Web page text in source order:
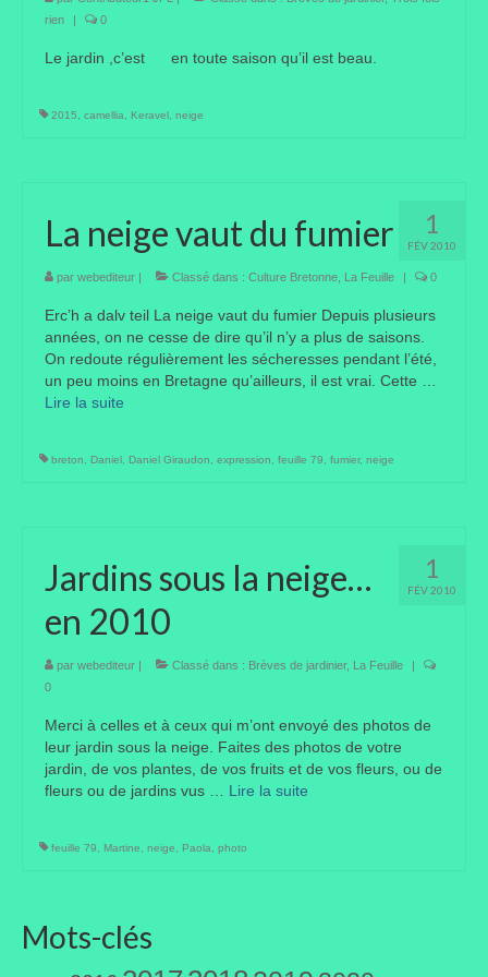
Autres
Revues
Evénements
Amis jardiniers du Devon
Visites de jardins
Autres
Flore et faune
Arbustes
Graminées
Vivaces
Oiseaux
rien
| 0
Le jardin ,c’est en toute saison qu’il est beau.
2015 camellia Keravel neige
1
FÉV 2010
La neige vaut du fumier
par webediteur | Classé dans : Culture Bretonne La Feuille | 0
Erc’h a dalv teil La neige vaut du fumier Depuis plusieurs
années, on ne cesse de dire qu’il n’y a plus de saisons.
On redoute régulièrement les sécheresses pendant l’été,
un peu moins en Bretagne qu’ailleurs, il est vrai. Cette …
Lire la suite­­
breton Daniel Daniel Giraudon expression feuille 79 fumier, neige
1
FÉV 2010
Jardins sous la neige…
en 2010
par webediteur | Classé dans : Brèves de jardinier, La Feuille
|
0
Merci à celles et à ceux qui m’ont envoyé des photos de
leur jardin sous la neige. Faites des photos de votre
jardin, de vos plantes, de vos fruits et de vos fleurs, ou de
fleurs ou de jardins vus … Lire la suite­­
feuille 79 Martine neige Paola photo
Mots-clés